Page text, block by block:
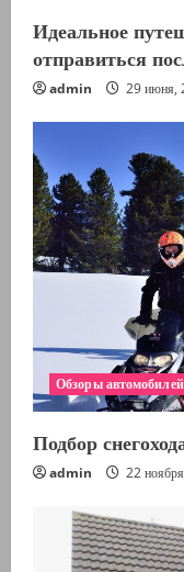
Идеальное
отправиться
admin 29 июня,
Обзоры автомобилей
Подбор
admin 22